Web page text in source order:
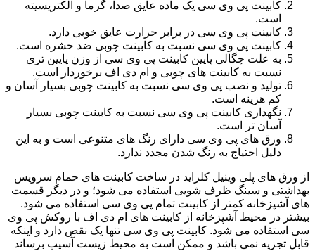
کابینت پی وی سی یک ماده عایق صدا، گرما و الکتریسیته
است.
کابینت پی وی سی در برابر حرارت عایق خوبی دارد.
کابینت پی وی سی نسبت به کابینت چوبی ضد حشره است.
به علت چگالی پایین کابینت پی وی سی از وزن پایین تری
نسبت به کابینت های چوبی و ام دی اف برخوردار است.
تولید و نصب پی وی سی نسبت به کابینت چوبی بسیار آسان و
کم هزینه است.
نگهداری کابینت پی وی سی نسبت به کابینت چوبی بسیار
آسان تر است.
ورق های پی وی سی دارای رنگ های متنوعی است و به این
دلیل احتیاج به رنگ شدن مجدد ندارد.
از ورق های پلی وینیل کلراید در ساخت کابینت های حمام سرویس
بهداشتی و سینگ ظرف شویی استفاده می شود؛ و در دیگر قسمت
های آشپزخانه کمتر از کابینت تمام پی وی سی استفاده می شود.
بیشتر در محیط آشپزخانه از کابینت های ام دی اف با روکش پی وی
سی استفاده می شود. کابینت پی وی سی تنها یک نقص دارد و اینکه
قابل تجزیه نمی باشد و ممکن است به محیط زیست آسیب برساند